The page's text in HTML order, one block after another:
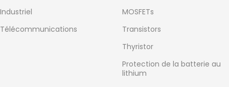
Industriel
Télécommunications
MOSFETs
Transistors
Thyristor
Protection de la batterie au
lithium